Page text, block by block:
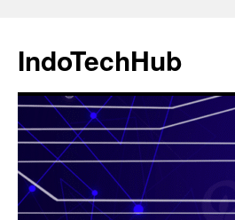
isi
IndoTechHub